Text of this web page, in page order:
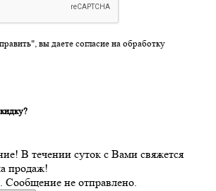
вы даете согласие на обработку
В течении суток с Вами свяжется
продаж!
не отправлено.